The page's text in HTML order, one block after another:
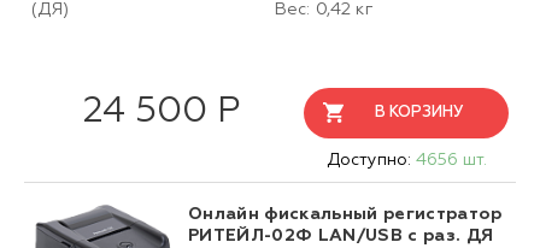
(ДЯ)
Вес: 0,42 кг
24 500 Р В КОРЗИНУ
Доступно: 4656 шт.
Онлайн фискальный регистратор
РИТЕЙЛ-02Ф LAN/USB с раз. ДЯ